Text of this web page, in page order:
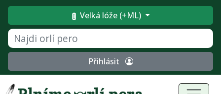
Velká lóže (+ML)
Přihlásit